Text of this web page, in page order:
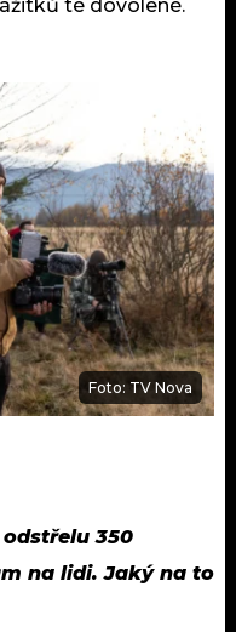
té dovolené.
Foto: TV Nova
350
na lidi. Jaký na to